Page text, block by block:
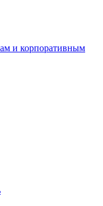
и корпоративным